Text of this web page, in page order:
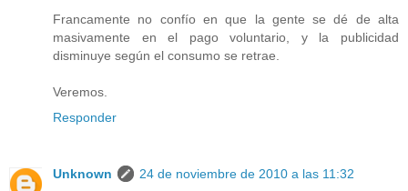
Francamente no confío en que la gente se dé de alta
masivamente en el pago voluntario, y la publicidad
disminuye según el consumo se retrae.
Veremos.
Responder
Unknown
24 de noviembre de 2010 a las 11:32